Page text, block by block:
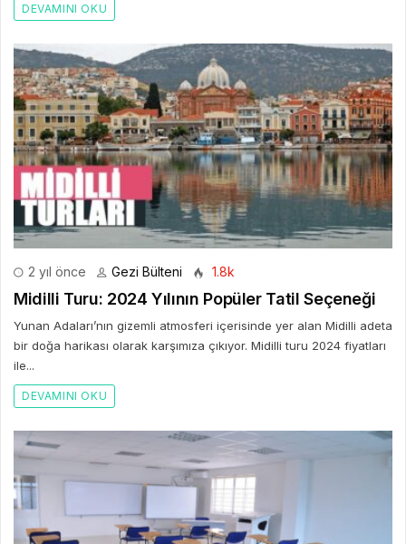
DEVAMINI OKU
2 yıl önce Gezi Bülteni 1.8k
Midilli Turu: 2024 Yılının Popüler Tatil Seçeneği
Yunan Adaları’nın gizemli atmosferi içerisinde yer alan Midilli adeta
bir doğa harikası olarak karşımıza çıkıyor. Midilli turu 2024 fiyatları
ile...
DEVAMINI OKU